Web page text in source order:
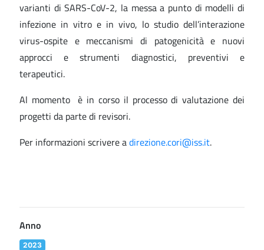
varianti di SARS-CoV-2, la messa a punto di modelli di
infezione in vitro e in vivo, lo studio dell’interazione
virus-ospite e meccanismi di patogenicità e nuovi
approcci e strumenti diagnostici, preventivi e
terapeutici.
Al momento è in corso il processo di valutazione dei
progetti da parte di revisori.
Per informazioni scrivere adirezione.cori@iss.it.
Anno
2023